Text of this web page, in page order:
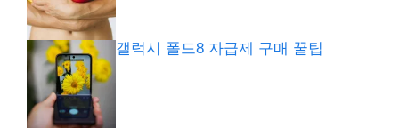
갤럭시 폴드8 자급제 구매 꿀팁